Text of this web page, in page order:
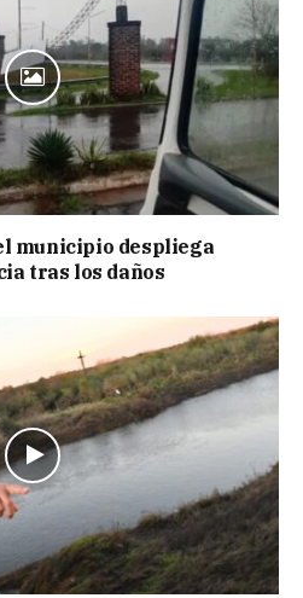
municipio despliega
tras los daños